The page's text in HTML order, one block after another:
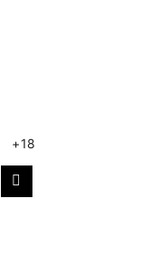
+18
Następny